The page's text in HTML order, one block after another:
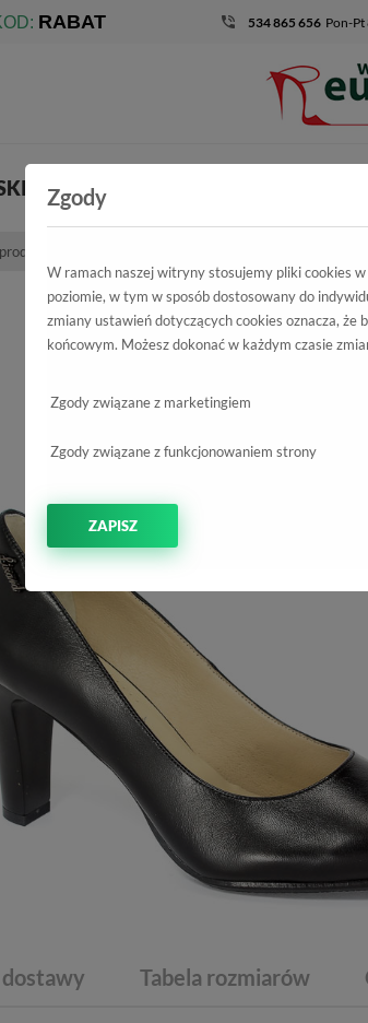
RABAT 534 865 656 Pon-
Czółenka Lizard
04154-0122-18 Czarny Skóra
-50%
Tabela rozmiarów
Zgody
W ramach naszej witryny stosujemy pliki cookies w
poziomie, w tym w sposób dostosowany do
zmiany ustawień dotyczących cookies oznacza, że
końcowym. Możesz dokonać w każdym czasie
Zgody związane z marketingiem
Zgody związane z funkcjonowaniem strony
ZAPISZ